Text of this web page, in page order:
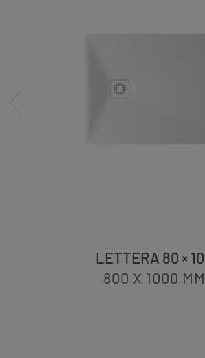
LETTERA 80 ×
800 X 1000 MM